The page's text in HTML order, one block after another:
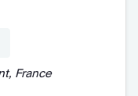
France